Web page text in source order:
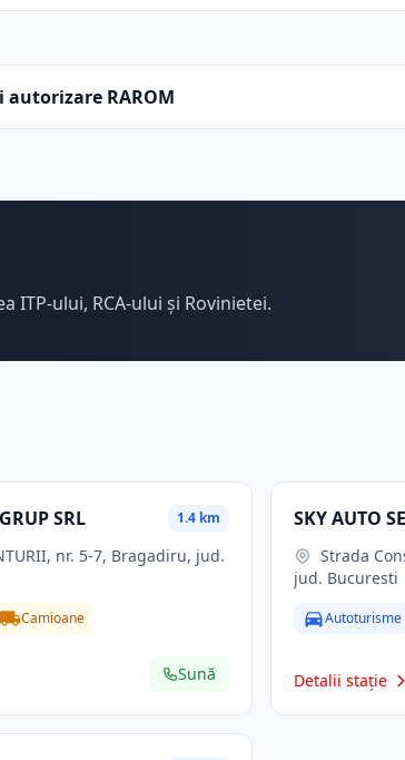
autorizare RAROM
ului, RCA-ului și Rovinietei.
SRL 1.4 km
Camioane
Sună
SKY AUTO
Strada Constantin Moise, nr. 5C, Sector 6,
jud. Bucuresti
Autoturisme
Detalii stație